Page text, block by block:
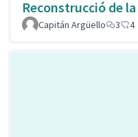
Reconstrucció de
Capitán Argüello
3 4